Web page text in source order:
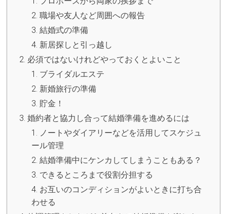
職場や友人など周囲への報告
結婚式の準備
新居探しと引っ越し
必須ではないけれどやっておくとよいこと
ブライダルエステ
新婚旅行の準備
貯金！
婚約者と協力し合って結婚準備を進めるには
ノートやダイアリーなどを活用してスケジュ
ール管理
結婚準備中にケンカしてしまうこともある？
できるところまで役割分担する
お互いのコンディションがよいときに打ち合
わせる